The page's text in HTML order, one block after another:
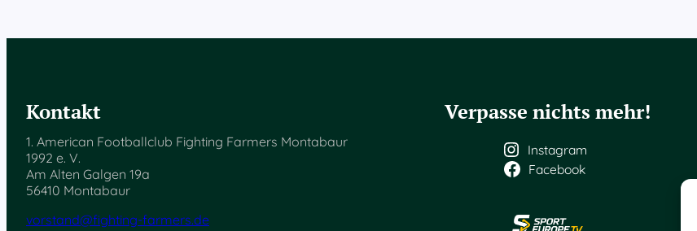
Kontakt
1. American Footballclub Fighting Farmers Montabaur
1992 e. V.
Am Alten Galgen 19a
56410 Montabaur
vorstand@fighting-farmers.de
Verpasse nichts mehr!
Instagram
Facebook